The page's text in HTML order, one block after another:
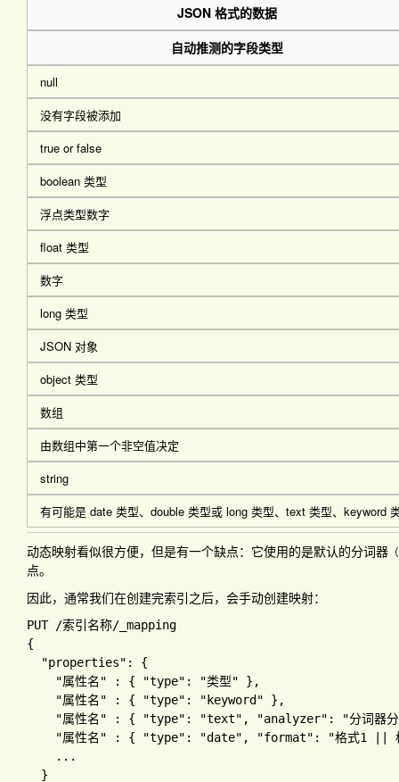
JSON 格式的数据
自动推测的字段类型
null
没有字段被添加
true or false
boolean 类型
浮点类型数字
float 类型
数字
long 类型
JSON 对象
object 类型
数组
由数组中第一个非空值决定
string
有可能是 date 类型、double 类型或 long 类型、text 类型、keyword
动态映射看似很方便，但是有一个缺点：它使用的是默认的分词器
点。
因此，通常我们在创建完索引之后，会手动创建映射：
PUT /索引名称
{
"properties" : {
"属性名"
: { "type" : "类型" } ,
"属性名"
: { "type" : "keyword" } ,
"属性名"
: { "type" : "text" , "analyzer" :
"分词器
"属性名"
: { "type" : "date" , "format" :
"格式1
...